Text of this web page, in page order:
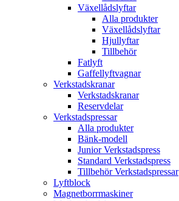
Växellådslyftar
Alla produkter
Växellådslyftar
Hjullyftar
Tillbehör
Fatlyft
Gaffellyftvagnar
Verkstadskranar
Verkstadskranar
Reservdelar
Verkstadspressar
Alla produkter
Bänk-modell
Junior Verkstadspress
Standard Verkstadspress
Tillbehör Verkstadspressar
Lyftblock
Magnetborrmaskiner